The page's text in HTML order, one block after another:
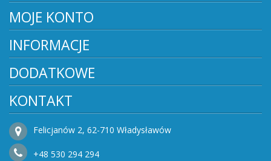
MOJE KONTO
INFORMACJE
DODATKOWE
KONTAKT
Felicjanów 2, 62-710 Władysławów
+48 530 294 294